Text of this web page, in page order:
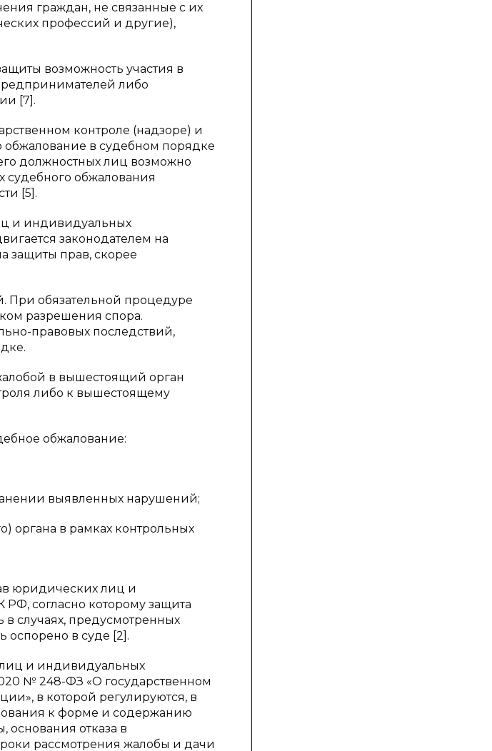
граждан, не связанные с их
профессий и другие),
возможность участия в
либо
[7].
контроле (надзоре) и
в судебном порядке
должностных лиц возможно
судебного обжалования
[5].
и индивидуальных
законодателем на
защиты прав, скорее
При обязательной процедуре
разрешения спора.
правовых последствий,
в вышестоящий орган
либо к вышестоящему
обжалование:
выявленных нарушений;
органа в рамках контрольных
юридических лиц и
согласно которому защита
случаях, предусмотренных
оспорено в суде [2].
и индивидуальных
№ 248-ФЗ «О государственном
в которой регулируются, в
к форме и содержанию
отказа в
рассмотрения жалобы и дачи